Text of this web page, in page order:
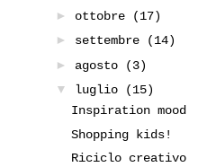
► ottobre
(17)
► settembre
(14)
► agosto
(3)
▼ luglio
(15)
Inspiration mood
Shopping kids!
Riciclo creativo